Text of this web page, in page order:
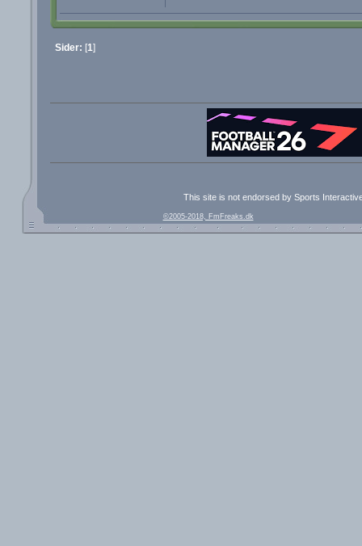
Sider: [1]
This site is not endorsed by Sports
©2005-2018, FmFreaks.dk